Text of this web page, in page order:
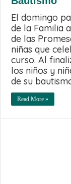
El domingo
de la Familia
de las
niñas que
curso. Al
los niños y
de su
Read More »